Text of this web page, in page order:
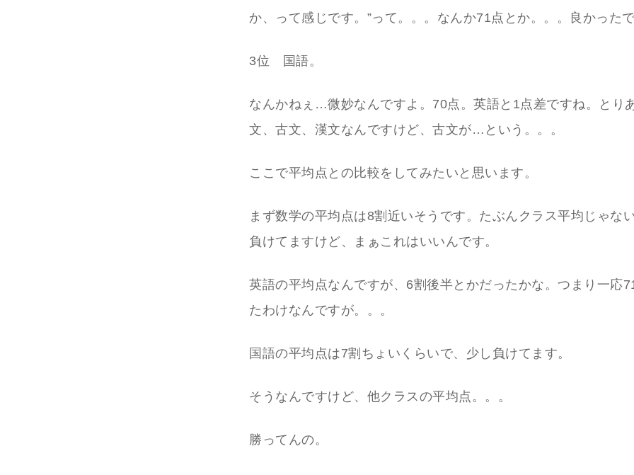
か、って感じです。”って。。。なんか71点とか。。。良かったで
3位 国語。
なんかねぇ…微妙なんですよ。70点。英語と1点差ですね。とり
文、古文、漢文なんですけど、古文が…という。。。
ここで平均点との比較をしてみたいと思います。
まず数学の平均点は8割近いそうです。たぶんクラス平均じゃな
負けてますけど、まぁこれはいいんです。
英語の平均点なんですが、6割後半とかだったかな。つまり一応
たわけなんですが。。。
国語の平均点は7割ちょいくらいで、少し負けてます。
そうなんですけど、他クラスの平均点。。。
勝ってんの。